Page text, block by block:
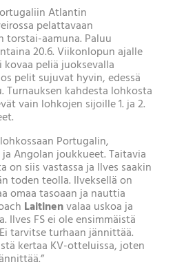
Atlantin
pelattavaan
torstai-aamuna. Paluu
20.6. Viikonlopun ajalle
peliä juoksevalla
pelit sujuvat hyvin, edessä
kahdesta lohkosta
vain lohkojen sijoille 1. ja 2.
Portugalin,
Angolan joukkueet. Taitavia
on siis vastassa ja Ilves saakin
toden teolla. Ilveksellä on
omaa tasoaan ja nauttia
Laitinenvalaa uskoa ja
Ilves FS ei ole ensimmäistä
tarvitse turhaan jännittää.
kertaa KV-otteluissa, joten